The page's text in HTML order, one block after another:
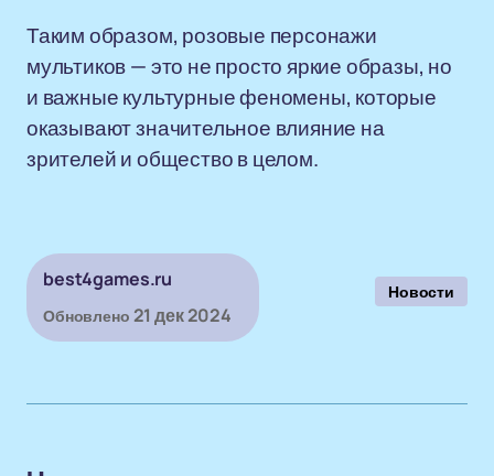
Таким образом, розовые персонажи
мультиков — это не просто яркие образы, но
и важные культурные феномены, которые
оказывают значительное влияние на
зрителей и общество в целом.
best4games.ru
Обновлено 21 дек 2024
Новости